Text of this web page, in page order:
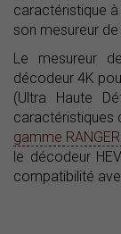
caractéristique
son mesureur
Le mesureur
décodeur 4K
(Ultra Haute
caractéristiques
gamme RANGER
le décodeur
compatibilité